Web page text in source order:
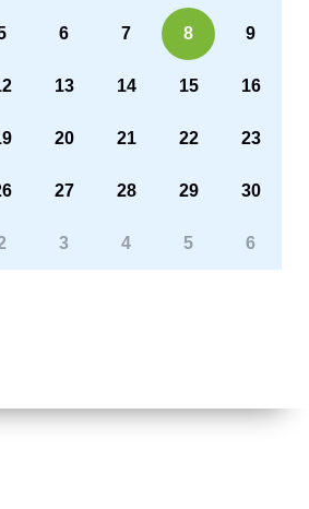
6 7 8 9
13 14 15 16
20 21 22 23
27 28 29 30
3 4 5 6